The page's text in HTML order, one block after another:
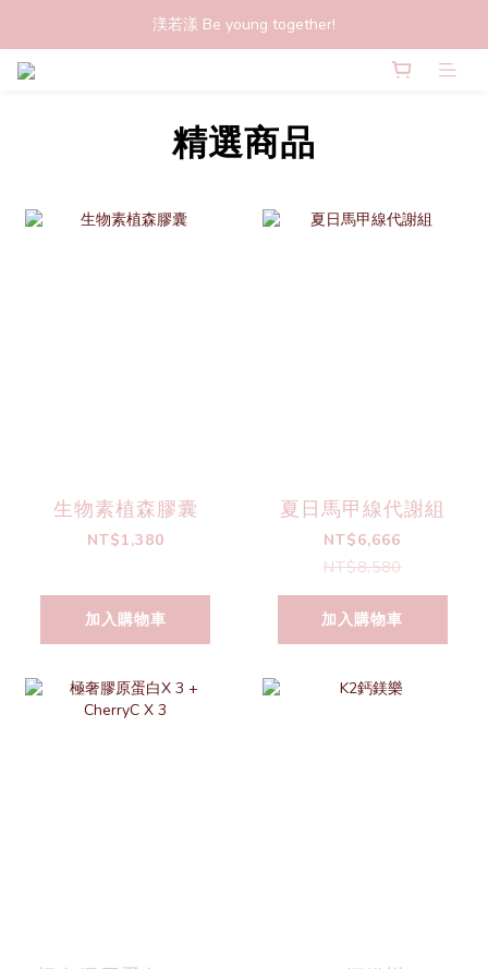
渼若漾 Be young together!
prev
精選商品
生物素植森膠囊
NT$1,380
加入購物車
夏日馬甲線代謝組
NT$6,666
NT$8,580
加入購物車